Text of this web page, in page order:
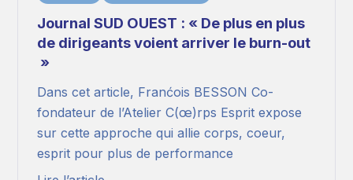
Journal SUD OUEST : « De plus en plus
de dirigeants voient arriver le burn-out
»
Dans cet article, Franćois BESSON Co-
fondateur de l’Atelier C(œ)rps Esprit expose
sur cette approche qui allie corps, coeur,
esprit pour plus de performance